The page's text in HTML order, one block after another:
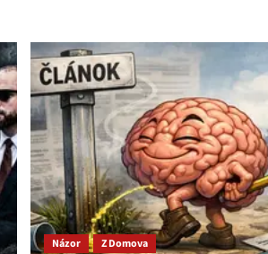
Bez
brutálnej
podpory
médií
by
PS
už
ako
politický
subjekt
neexistovalo
Názor Z Domova